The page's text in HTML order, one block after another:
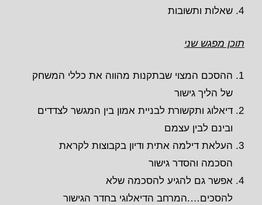
שאלות ותשובות
תוכן מפגש שני
ההסכם המצוי שבתקנות מהווה את כללי המשחק
של הליך גישור
דיאלוג ותקשורת לבניית אמון בין המגשר לצדדים
ובינם לבין עצמם
העלאת דילמה אתית ודיון בקבוצות לקראת
הסכמה והסדר גישור
אפשר גם להגיע להסכמה שלא
להסכים….המרחב הדיאלוגי בחדר הגישור